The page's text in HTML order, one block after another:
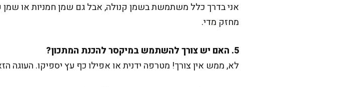
אני בדרך כלל משתמשת בשמן קנולה, אבל גם שמן חמניות או שמן
מחזק מדי.
5. האם יש צורך להשתמש במיקסר להכנת המתכון?
לא, ממש אין צורך! מטרפה ידנית או אפילו כף עץ יספיקו.